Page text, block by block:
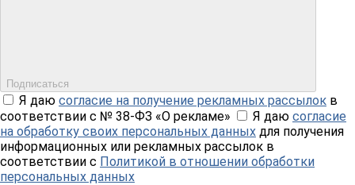
Подписаться
Я даю согласие на получение рекламных рассылок в
соответствии с № 38-ФЗ «О рекламе»
Я даю согласие
на обработку своих персональных данных для получения
информационных или рекламных рассылок в
соответствии с Политикой в отношении обработки
персональных данных